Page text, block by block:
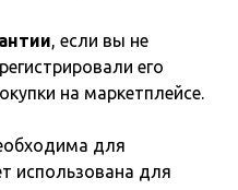
, если вы не
его
на маркетплейсе.
для
использована для